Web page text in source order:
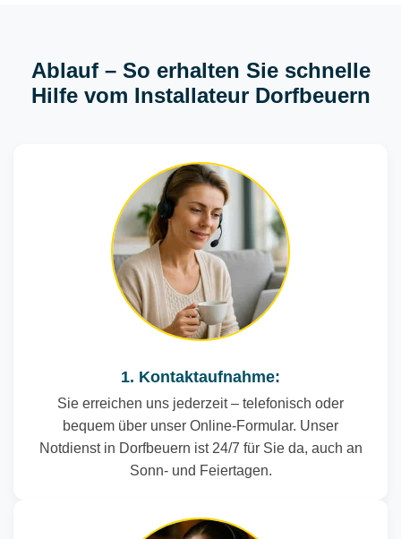
Ablauf – So erhalten Sie schnelle
Hilfe vom Installateur Dorfbeuern
1. Kontaktaufnahme:
Sie erreichen uns jederzeit – telefonisch oder
bequem über unser Online-Formular. Unser
Notdienst in Dorfbeuern ist 24/7 für Sie da, auch an
Sonn- und Feiertagen.